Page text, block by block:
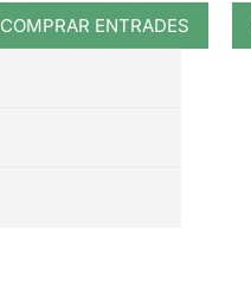
COMPRAR ENTRADES